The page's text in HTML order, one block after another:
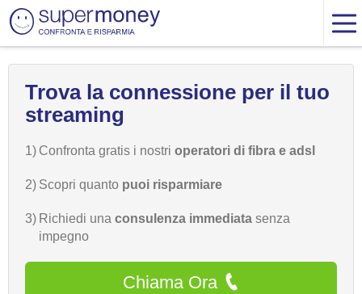
Trova la connessione per il tuo
streaming
1) Confronta gratis i nostri operatori di fibra e adsl
2) Scopri quanto puoi risparmiare
3) Richiedi una consulenza immediata senza
impegno
Chiama Ora